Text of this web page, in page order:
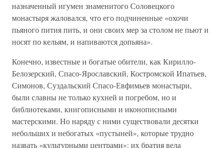
назначенный игумен знаменитого Соловецкого
монастыря жаловался, что его подчиненные «охочи
пьяного пития пить, и они своих мер за столом не пьют и
носят по кельям, и напиваются допьяна».
Конечно, известные и богатые обители, как Кирилло-
Белозерский, Спасо-Ярославский, Костромской Ипатьев,
Симонов, Суздальский Спасо-Евфимьев монастыри,
были славны не только кухней и погребом, но и
библиотеками, книгописными и иконописными
мастерскими. Но наряду с ними существовали десятки
небольших и небогатых «пустыней», которые трудно
назвать «культурными центрами»: их братия вела